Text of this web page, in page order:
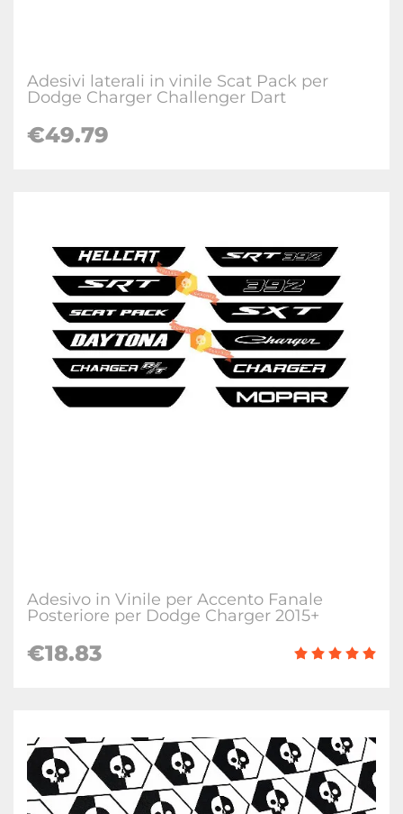
Adesivi laterali in vinile Scat Pack per
Dodge Charger Challenger Dart
€49.79
Adesivo in Vinile per Accento Fanale
Posteriore per Dodge Charger 2015+
€18.83